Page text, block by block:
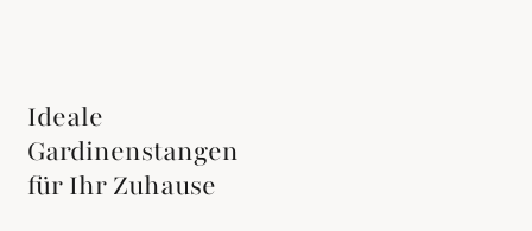
Ideale
Gardinenstangen
für Ihr Zuhause